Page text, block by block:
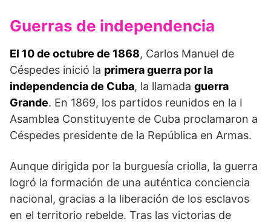
Guerras de independencia
El 10 de octubre de 1868, Carlos Manuel de
Céspedes inició la primera guerra por la
independencia de Cuba, la llamada guerra
Grande. En 1869, los partidos reunidos en la I
Asamblea Constituyente de Cuba proclamaron a
Céspedes presidente de la República en Armas.
Aunque dirigida por la burguesía criolla, la guerra
logró la formación de una auténtica conciencia
nacional, gracias a la liberación de los esclavos
en el territorio rebelde. Tras las victorias de